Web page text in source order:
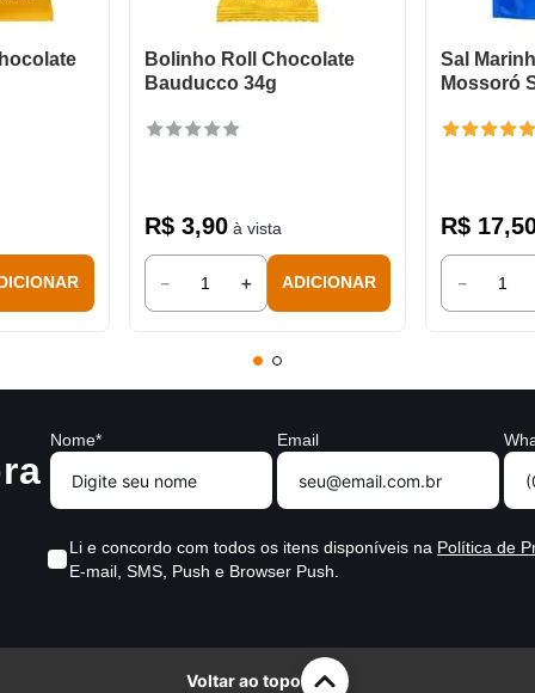
Bolinho Roll Chocolate
Bauducco 34g
R$ 3,90à vista
＋
－ ADICIONAR
Sal
Mossoró
R$ 17,
－
Nome* Email
Li e concordo com todos os itens disponíveis na Política de
E-mail, SMS, Push e Browser Push.
Voltar ao topo